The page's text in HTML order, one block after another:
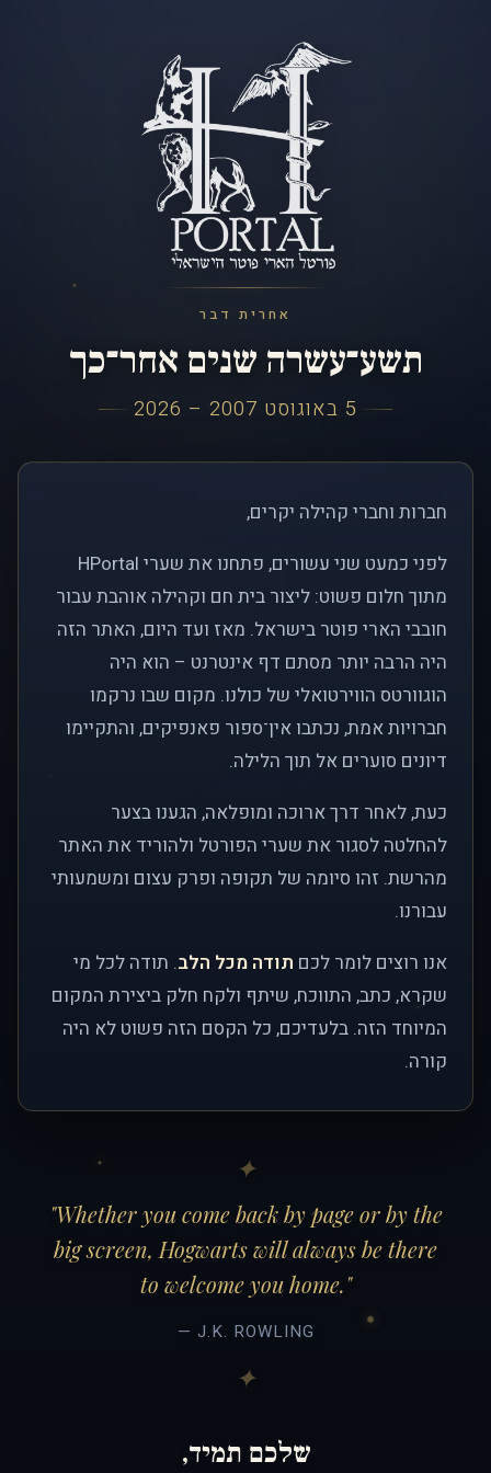
אחרית דבר
תשע־עשרה שנים אחר־כך
5 באוגוסט 2007 – 2026
חברות וחברי קהילה יקרים,
לפני כמעט שני עשורים, פתחנו את שערי HPortal
מתוך חלום פשוט: ליצור בית חם וקהילה אוהבת עבור
חובבי הארי פוטר בישראל. מאז ועד היום, האתר הזה
היה הרבה יותר מסתם דף אינטרנט – הוא היה
הוגוורטס הווירטואלי של כולנו. מקום שבו נרקמו
חברויות אמת, נכתבו אין־ספור פאנפיקים, והתקיימו
דיונים סוערים אל תוך הלילה.
כעת, לאחר דרך ארוכה ומופלאה, הגענו בצער
להחלטה לסגור את שערי הפורטל ולהוריד את האתר
מהרשת. זהו סיומה של תקופה ופרק עצום ומשמעותי
עבורנו.
אנו רוצים לומר לכם תודה מכל הלב. תודה לכל מי
שקרא, כתב, התווכח, שיתף ולקח חלק ביצירת המקום
המיוחד הזה. בלעדיכם, כל הקסם הזה פשוט לא היה
קורה.
"Whether you come back by page or by the
big screen, Hogwarts will always be there
to welcome you home."
— J.K. ROWLING
שלכם תמיד,